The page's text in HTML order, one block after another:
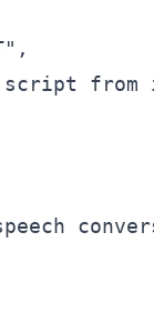
from